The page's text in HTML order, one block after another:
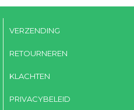
VERZENDING
RETOURNEREN
KLACHTEN
PRIVACYBELEID